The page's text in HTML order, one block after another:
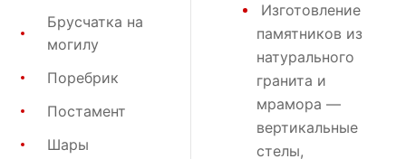
Брусчатка на
могилу
Поребрик
Постамент
Шары
Изготовление
памятников из
натурального
гранита и
мрамора —
вертикальные
стелы,